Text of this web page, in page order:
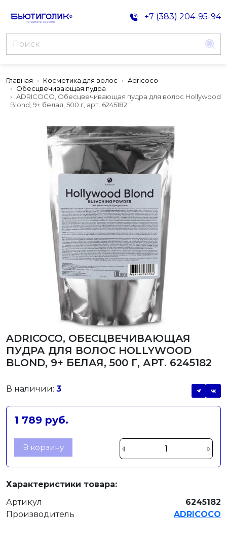
+7 (383) 204-95-94
Главная Косметика для волос
Adricoco
Обесцвечивающая пудра
ADRICOCO, Обесцвечивающая пудра для волос Hollywood
Blond, 9+ белая, 500 г, арт. 6245182
ADRICOCO, ОБЕСЦВЕЧИВАЮЩАЯ
ПУДРА ДЛЯ ВОЛОС HOLLYWOOD
BLOND, 9+ БЕЛАЯ, 500 Г, АРТ. 6245182
В наличии: 3
1 789 руб.
В корзину
Характеристики товара:
Артикул
6245182
Производитель
ADRICOCO